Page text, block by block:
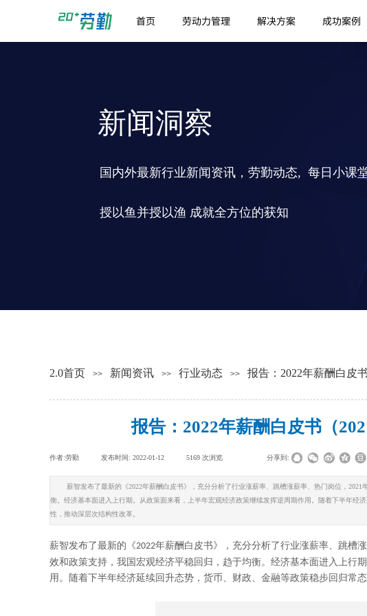
首页 劳动力管理 解决方案 成功案例
国内外最新行业新闻资讯，劳勤动态, 每日小课
授以鱼并授以渔 成就全方位的获知
新闻洞察
2.0首页 >> 新闻资讯 >> 行业动态 >> 报告：2022年薪酬白皮
报告：2022年薪酬白皮书（
作者:劳勤 发布时间: 2022-01-12 5169 次浏览 分享到:
薪智发布了最新的《2022年薪酬白皮书》，充分分析了行业涨薪率、跳槽涨薪率、热门岗位，
衡。经济基本面进入上行期。从政策面来看，上半年宏观经济政策继续发挥逆周期作用。随着下半年经
性，推动深层次结构性改革。
薪智发布了最新的《2022年薪酬白皮书》，充分分析了行业涨薪率、跳槽
效和政策支持，我国宏观经济平稳回归，趋于均衡。经济基本面进入上行
用。随着下半年经济延续回升态势，货币、财政、金融等政策稳步回归常